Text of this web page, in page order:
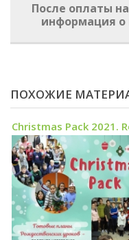
После оплаты
информация о
ПОХОЖИЕ
Christmas Pack 2021.